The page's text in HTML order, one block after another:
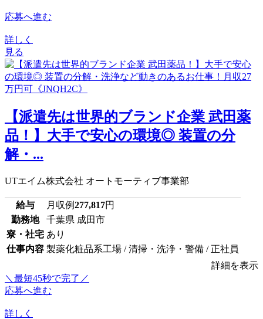
応募へ進む
詳しく
見る
【派遣先は世界的ブランド企業 武田薬
品！】大手で安心の環境◎ 装置の分
解・...
UTエイム株式会社 オートモーティブ事業部
給与 月収例277,817円
勤務地
千葉県 成田市
寮・社宅 あり
仕事内容 製薬化粧品系工場 / 清掃・洗浄・警備 / 正社員
詳細を表示
＼最短45秒で完了／
応募へ進む
詳しく